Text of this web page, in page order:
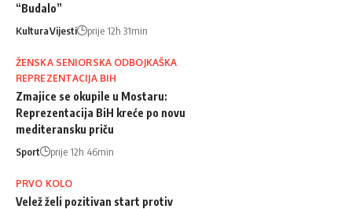
“Budalo”
KulturaVijesti prije 12h 31min
ŽENSKA SENIORSKA ODBOJKAŠKA
REPREZENTACIJA BIH
Zmajice se okupile u Mostaru:
Reprezentacija BiH kreće po novu
mediteransku priču
Sport prije 12h 46min
PRVO KOLO
Velež želi pozitivan start protiv